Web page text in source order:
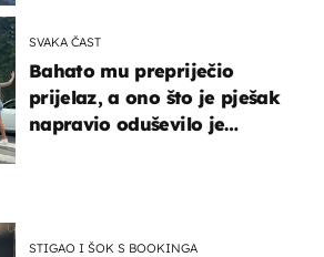
STIGAO I ŠOK S BOOKINGA
SVAKA ČAST
Bahato mu prepriječio
prijelaz, a ono što je pješak
napravio oduševilo je